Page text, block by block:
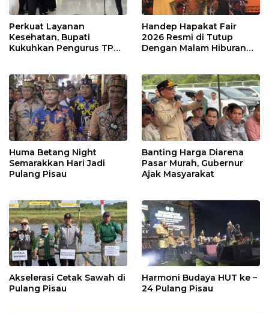
Perkuat Layanan
Kesehatan, Bupati
Kukuhkan Pengurus TP
Handep Hapakat Fair
2026 Resmi di Tutup
Dengan Malam Hiburan
Huma Betang Night
Semarakkan Hari Jadi
Pulang Pisau
Banting Harga Diarena
Pasar Murah, Gubernur
Ajak Masyarakat
Akselerasi Cetak Sawah di
Pulang Pisau
Harmoni Budaya HUT ke –
24 Pulang Pisau